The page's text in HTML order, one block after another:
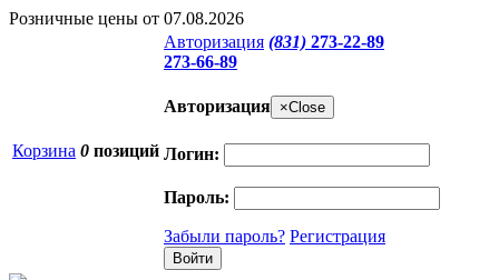
Розничные цены от 07.08.2026
Корзина 0 позиций
Авторизация (831) 273-22-89
273-66-89
Авторизация ×Close
Логин:
Пароль:
Забыли пароль? Регистрация